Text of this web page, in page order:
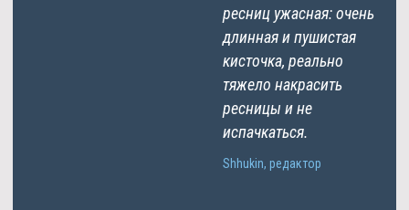
ресниц ужасная: очень
длинная и пушистая
кисточка, реально
тяжело накрасить
ресницы и не
испачкаться.
Shhukin, редактор